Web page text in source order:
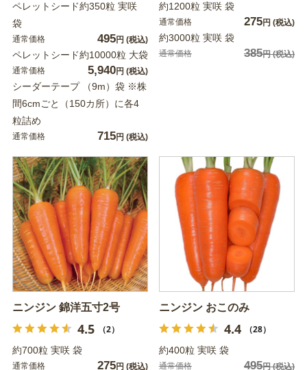
ペレットシード約350粒 実咲
袋
通常価格 495円 (税込)
ペレットシード約10000粒 大袋
通常価格 5,940円 (税込)
シーダーテープ （9m）袋 ※株
間6cmごと（150カ所）に各4
粒詰め
通常価格 715円 (税込)
約1200粒 実咲 袋
通常価格 275円 (税込)
約3000粒 実咲 袋
通常価格 385円(税込)
ニンジン 錦洋五寸2号
4.5 （2）
約700粒 実咲 袋
通常価格 275円 (税込)
ニンジン おこのみ
4.4 （28）
約400粒 実咲 袋
通常価格 495円(税込)